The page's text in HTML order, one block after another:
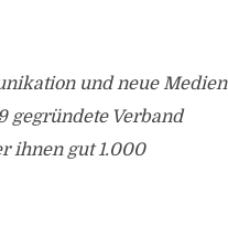
und neue Medien
gegründete Verband
ihnen gut 1.000